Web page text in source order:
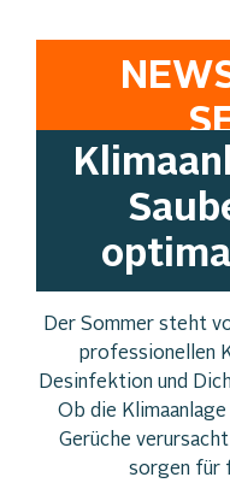
Der Sommer steht
professionellen
Desinfektion und
Ob die
Gerüche
sorgen für